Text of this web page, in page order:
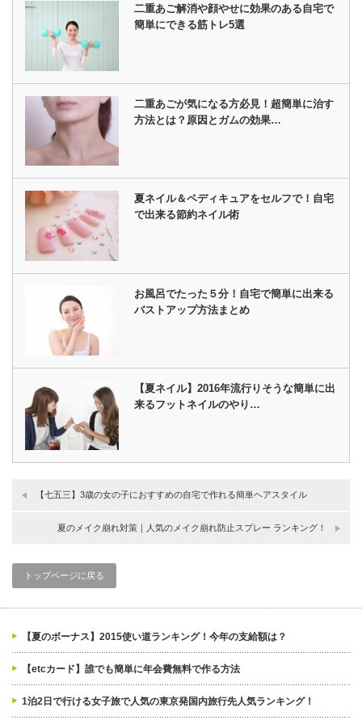
二重あご解消や顔やせに効果のある自宅で
簡単にできる筋トレ5選
二重あごが気になる方必見！超簡単に治す
方法とは？原因とガムの効果…
夏ネイル＆ペディキュアをセルフで！自宅
で出来る節約ネイル術
お風呂でたった５分！自宅で簡単に出来る
バストアップ方法まとめ
【夏ネイル】2016年流行りそうな簡単に出
来るフットネイルのやり…
【七五三】3歳の女の子におすすめの自宅で作れる簡単ヘアスタイル
夏のメイク崩れ対策｜人気のメイク崩れ防止スプレー ランキング！
トップページに戻る
【夏のボーナス】2015使い道ランキング！今年の支給額は？
【etcカード】誰でも簡単に年会費無料で作る方法
1泊2日で行ける女子旅で人気の東京発国内旅行先人気ランキング！